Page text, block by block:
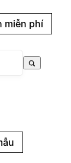
miễn phí